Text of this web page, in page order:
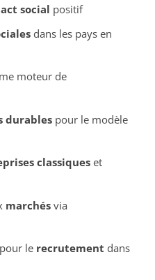
social positif
dans les pays en
moteur de
durablespour le modèle
classiqueset
marchésvia
le recrutement dans